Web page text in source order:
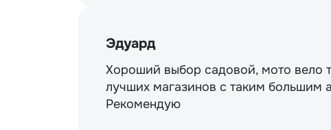
Эдуард
Хороший выбор садовой, мото вело
лучших магазинов с таким большим
Рекомендую